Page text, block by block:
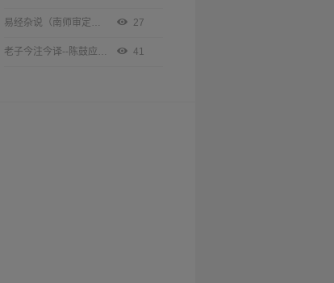
易经杂说（南师审定本）[精品] 27
老子今注今译--陈鼓应著作集[精品] 41